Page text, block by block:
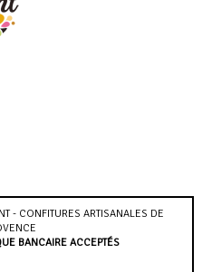
- CONFITURES ARTISANALES DE
BANCAIRE ACCEPTÉS